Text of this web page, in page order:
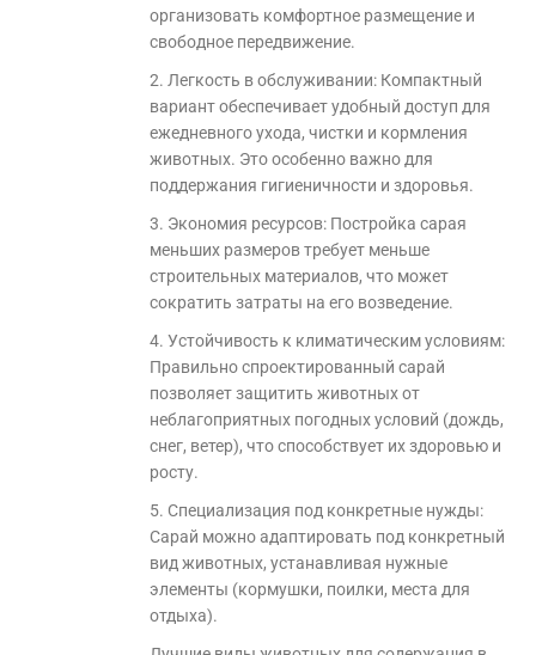
организовать комфортное размещение и
свободное передвижение.
2. Легкость в обслуживании: Компактный
вариант обеспечивает удобный доступ для
ежедневного ухода, чистки и кормления
животных. Это особенно важно для
поддержания гигиеничности и здоровья.
3. Экономия ресурсов: Постройка сарая
меньших размеров требует меньше
строительных материалов, что может
сократить затраты на его возведение.
4. Устойчивость к климатическим условиям:
Правильно спроектированный сарай
позволяет защитить животных от
неблагоприятных погодных условий (дождь,
снег, ветер), что способствует их здоровью и
росту.
5. Специализация под конкретные нужды:
Сарай можно адаптировать под конкретный
вид животных, устанавливая нужные
элементы (кормушки, поилки, места для
отдыха).